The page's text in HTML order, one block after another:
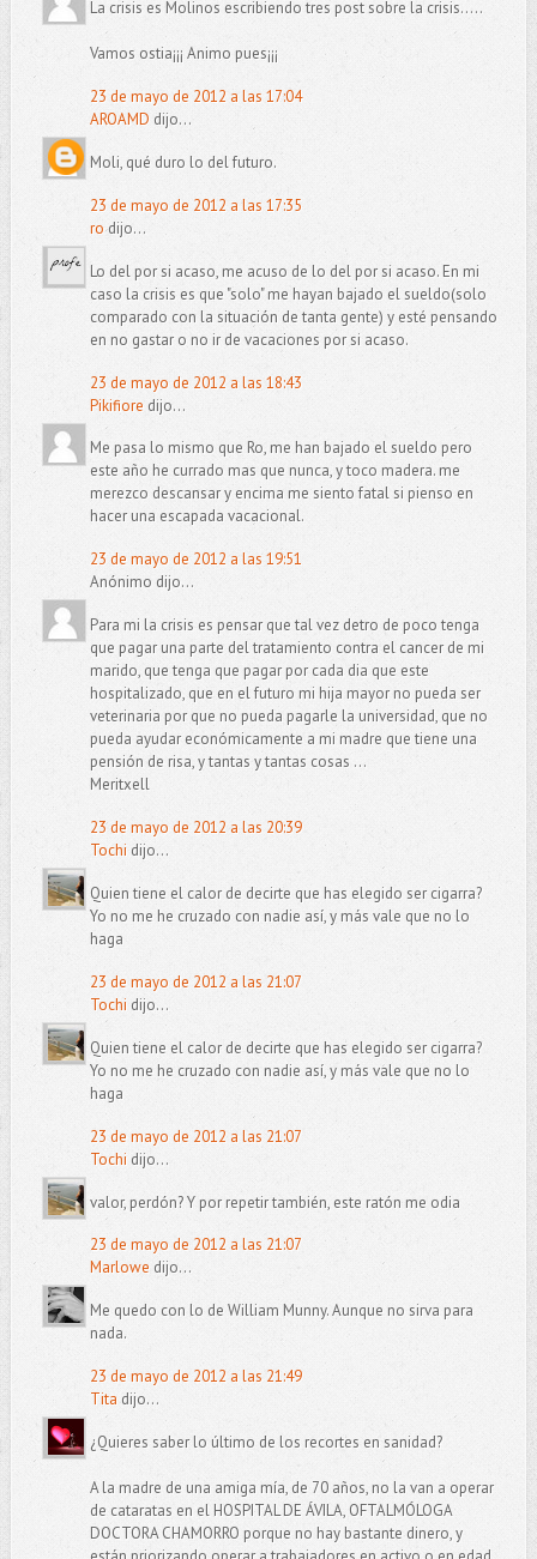
La crisis es Molinos escribiendo tres post sobre la crisis.....
Vamos ostia¡¡¡ Animo pues¡¡¡
23 de mayo de 2012 a las 17:04
AROAMD dijo...
Moli, qué duro lo del futuro.
23 de mayo de 2012 a las 17:35
rodijo...
Lo del por si acaso, me acuso de lo del por si acaso. En mi
caso la crisis es que "solo" me hayan bajado el sueldo(solo
comparado con la situación de tanta gente) y esté pensando
en no gastar o no ir de vacaciones por si acaso.
23 de mayo de 2012 a las 18:43
Pikifiore dijo...
Me pasa lo mismo que Ro, me han bajado el sueldo pero
este año he currado mas que nunca, y toco madera. me
merezco descansar y encima me siento fatal si pienso en
hacer una escapada vacacional.
23 de mayo de 2012 a las 19:51
Anónimo dijo...
Para mi la crisis es pensar que tal vez detro de poco tenga
que pagar una parte del tratamiento contra el cancer de mi
marido, que tenga que pagar por cada dia que este
hospitalizado, que en el futuro mi hija mayor no pueda ser
veterinaria por que no pueda pagarle la universidad, que no
pueda ayudar económicamente a mi madre que tiene una
pensión de risa, y tantas y tantas cosas ...
Meritxell
23 de mayo de 2012 a las 20:39
Tochi dijo...
Quien tiene el calor de decirte que has elegido ser cigarra?
Yo no me he cruzado con nadie así, y más vale que no lo
haga
23 de mayo de 2012 a las 21:07
Tochi dijo...
Quien tiene el calor de decirte que has elegido ser cigarra?
Yo no me he cruzado con nadie así, y más vale que no lo
haga
23 de mayo de 2012 a las 21:07
Tochi dijo...
valor, perdón? Y por repetir también, este ratón me odia
23 de mayo de 2012 a las 21:07
Marlowe dijo...
Me quedo con lo de William Munny. Aunque no sirva para
nada.
23 de mayo de 2012 a las 21:49
Tita dijo...
¿Quieres saber lo último de los recortes en sanidad?
A la madre de una amiga mía, de 70 años, no la van a operar
de cataratas en el HOSPITAL DE ÁVILA, OFTALMÓLOGA
DOCTORA CHAMORRO porque no hay bastante dinero, y